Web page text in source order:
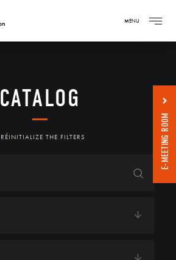
MENU
CATALOG
RÉINITIALIZE THE FILTERS E-MEETING ROOM